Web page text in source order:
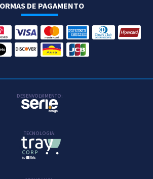
DE PAGAMENTO
DESENVOLVIMENTO:
TECNOLOGIA: